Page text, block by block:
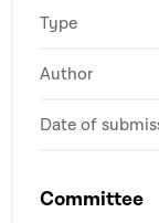
Type
Author
Date of
Committee